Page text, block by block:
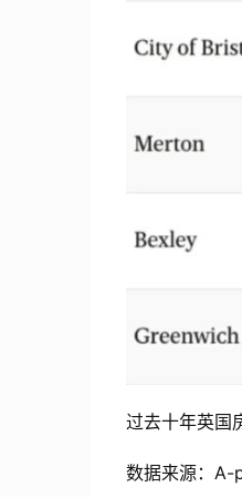
过去十年英国
数据来源：A-